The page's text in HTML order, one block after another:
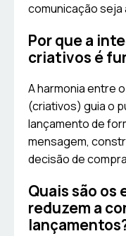
comunicação seja
Por que a
criativos é
A harmonia entre
(criativos) guia o
lançamento de
mensagem,
decisão de
Quais são os
reduzem a